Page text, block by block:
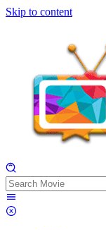
Skip to content